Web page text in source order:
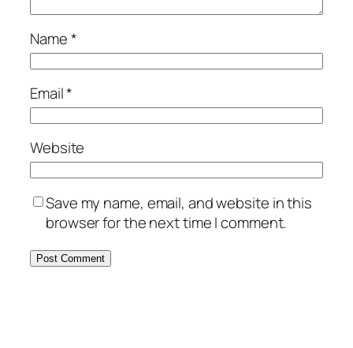
Name*
Email*
Website
Save my name, email, and website in this
browser for the next time I comment.